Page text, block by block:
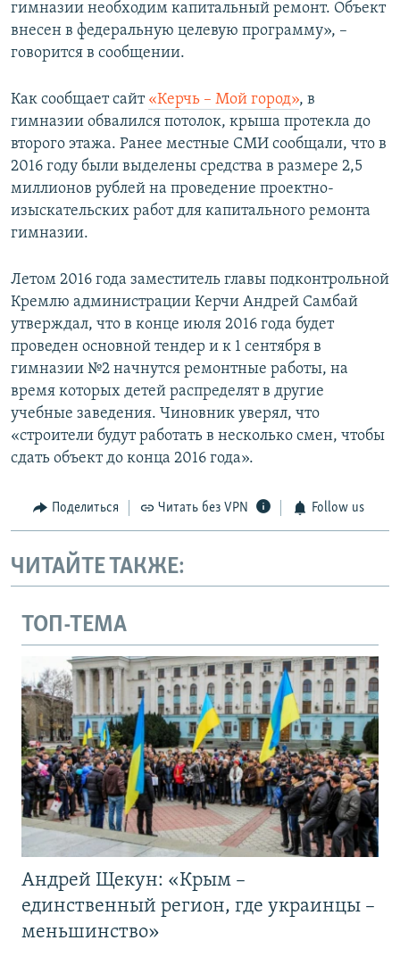
гимназии необходим капитальный ремонт. Объект
внесен в федеральную целевую программу», –
говорится в сообщении.
Как сообщает сайт «Керчь – Мой город», в
гимназии обвалился потолок, крыша протекла до
второго этажа. Ранее местные СМИ сообщали, что в
2016 году были выделены средства в размере 2,5
миллионов рублей на проведение проектно-
изыскательских работ для капитального ремонта
гимназии.
Летом 2016 года заместитель главы подконтрольной
Кремлю администрации Керчи Андрей Самбай
утверждал, что в конце июля 2016 года будет
проведен основной тендер и к 1 сентября в
гимназии №2 начнутся ремонтные работы, на
время которых детей распределят в другие
учебные заведения. Чиновник уверял, что
«строители будут работать в несколько смен, чтобы
сдать объект до конца 2016 года».
Поделиться Читать без VPN Follow us
ЧИТАЙТЕ ТАКЖЕ:
ТОП-ТЕМА
Андрей Щекун: «Крым –
единственный регион, где украинцы –
меньшинство»